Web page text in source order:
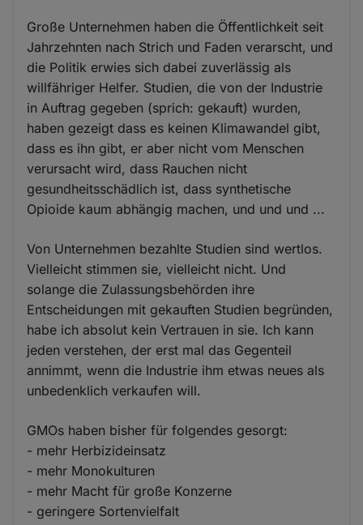
Große Unternehmen haben die Öffentlichkeit seit
Jahrzehnten nach Strich und Faden verarscht, und
die Politik erwies sich dabei zuverlässig als
willfähriger Helfer. Studien, die von der Industrie
in Auftrag gegeben (sprich: gekauft) wurden,
haben gezeigt dass es keinen Klimawandel gibt,
dass es ihn gibt, er aber nicht vom Menschen
verursacht wird, dass Rauchen nicht
gesundheitsschädlich ist, dass synthetische
Opioide kaum abhängig machen, und und und ...
Von Unternehmen bezahlte Studien sind wertlos.
Vielleicht stimmen sie, vielleicht nicht. Und
solange die Zulassungsbehörden ihre
Entscheidungen mit gekauften Studien begründen,
habe ich absolut kein Vertrauen in sie. Ich kann
jeden verstehen, der erst mal das Gegenteil
annimmt, wenn die Industrie ihm etwas neues als
unbedenklich verkaufen will.
GMOs haben bisher für folgendes gesorgt:
- mehr Herbizideinsatz
- mehr Monokulturen
- mehr Macht für große Konzerne
- geringere Sortenvielfalt